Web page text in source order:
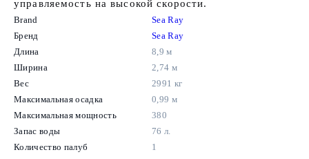
управляемость на высокой скорости.
Brand
Sea Ray
Бренд
Sea Ray
Длина
8,9 м
Ширина
2,74 м
Вес
2991 кг
Максимальная осадка
0,99 м
Максимальная мощность
380
Запас воды
76 л.
Количество палуб
1